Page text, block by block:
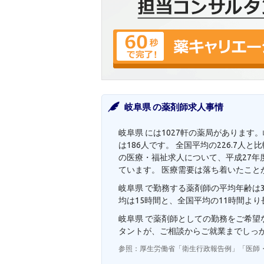
岐阜県 の薬剤師求人事情
岐阜県 には1027軒の薬局があります
は186人です。 全国平均の226.7人と
の医療・福祉求人について、平成27
ています。 医療需要は落ち着いたこと
岐阜県 で勤務する薬剤師の平均年齢
均は15時間と、全国平均の11時間よ
岐阜県 で薬剤師としての勤務をご希
タントが、ご相談からご就業までしっ
参照：厚生労働省「衛生行政報告例」「医